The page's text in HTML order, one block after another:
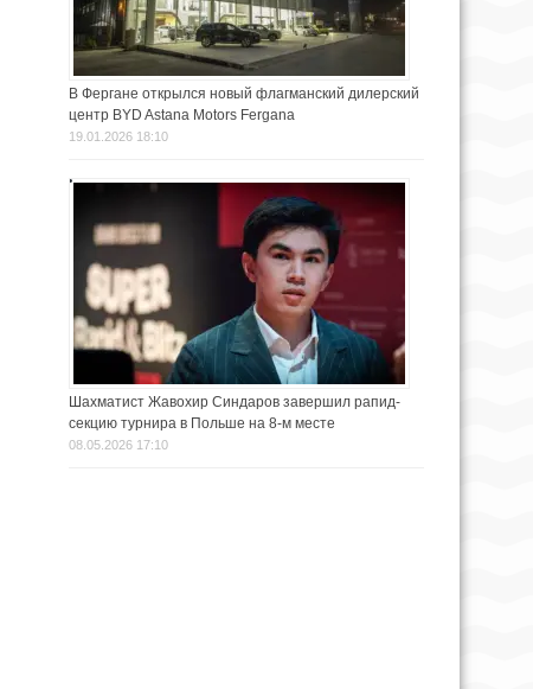
В Фергане открылся новый флагманский дилерский
центр BYD Astana Motors Fergana
19.01.2026 18:10
Шахматист Жавохир Синдаров завершил рапид-
секцию турнира в Польше на 8-м месте
08.05.2026 17:10